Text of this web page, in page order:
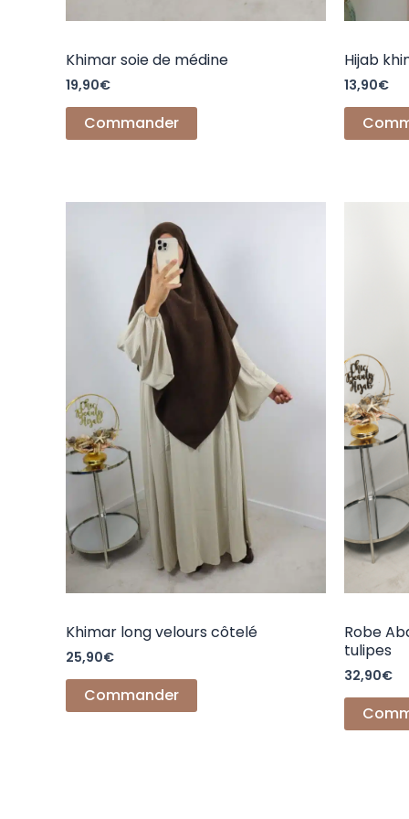
Khimar soie de médine
19,90€
Commander
Hijab
13,90€
Khimar long velours côtelé
25,90€
Commander
a
plusieurs
variations.
Les
options
peuvent
être
choisies
sur
produit
Robe
tulipes
32,90€